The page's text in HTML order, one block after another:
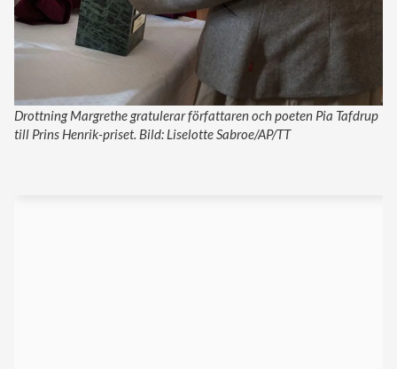
Drottning Margrethe gratulerar författaren och poeten Pia Tafdrup
till Prins Henrik-priset. Bild: Liselotte Sabroe/AP/TT